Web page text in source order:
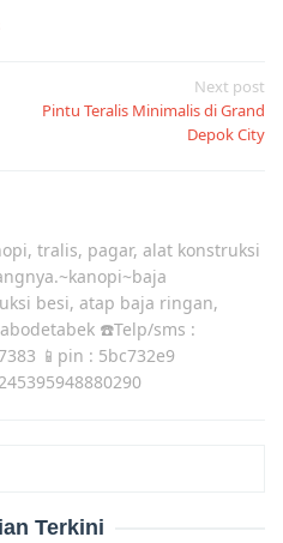
Next post
Pintu Teralis Minimalis di Grand
Depok City
tralis, pagar, alat konstruksi
besi, atap baja ringan,
☎️Telp/sms :
📱pin : 5bc732e9
Terkini